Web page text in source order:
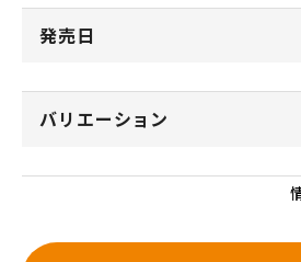
発売日
バリエーション